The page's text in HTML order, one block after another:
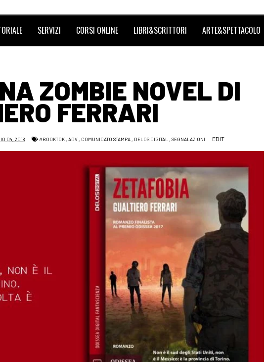
SERVIZI CORSI ONLINE LIBRI&SCRITTORI ARTE&SPETTACOLO
ZOMBIE NOVEL DI
FERRARI
04, 2018 #BOOKTOK ,ADV , COMUNICATO STAMPA , DELOS DIGITAL ,SEGNALAZIONI EDIT